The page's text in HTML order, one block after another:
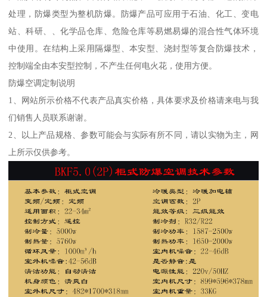
处理，防爆类型为整机防爆。防爆产品可应用于石油、化工、变电
站、科研、、化学品仓库、危险仓库等易燃易爆的混合性气体环境
中使用。在结构上采用隔爆型、本安型、浇封型等复合防爆技术，
控制端全由本安型控制，不产生任何电火花，使用方便。
防爆空调定制说明
1、网站所示价格不代表产品真实价格，具体要求及价格请来电与我
们销售人员联系谢谢。
2、以上产品规格、参数可能会与实际有所不同，请以实物为主，网
上所示仅供参考。